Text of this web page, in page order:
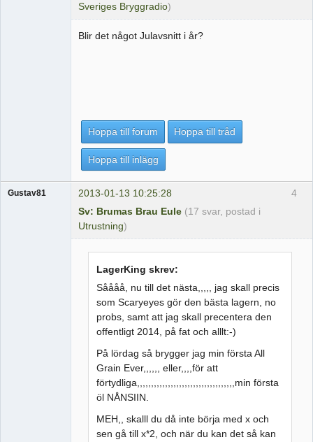
Sveriges Bryggradio)
Blir det något Julavsnitt i år?
Hoppa till forum Hoppa till tråd
Hoppa till inlägg
4
Gustav81
2013-01-13 10:25:28
Sv: Brumas Brau Eule (17 svar, postad i
Utrustning)
LagerKing skrev:
Såååå, nu till det nästa,,,,, jag skall precis
som Scaryeyes gör den bästa lagern, no
probs, samt att jag skall precentera den
offentligt 2014, på fat och alllt:-)
På lördag så brygger jag min första All
Grain Ever,,,,,, eller,,,,för att
förtydliga,,,,,,,,,,,,,,,,,,,,,,,,,,,,,,,,,,,min första
öl NÅNSIIN.
MEH,, skalll du då inte börja med x och
sen gå till x*2, och när du kan det så kan